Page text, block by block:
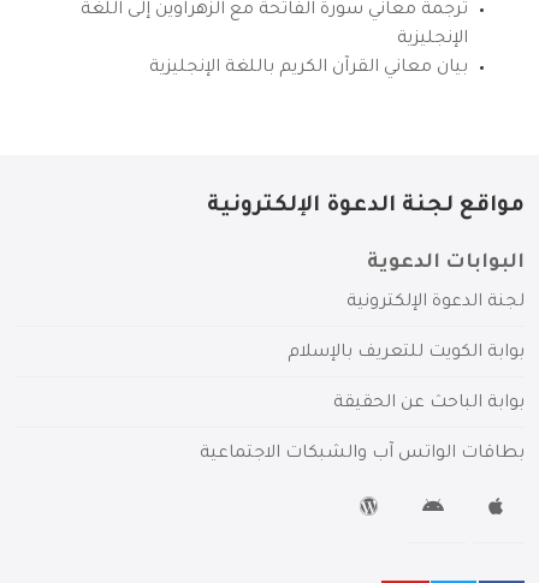
ترجمة معاني سورة الفاتحة مع الزهراوين إلى اللغة
الإنجليزية
بيان معاني القرآن الكريم باللغة الإنجليزية
مواقع لجنة الدعوة الإلكترونية
البوابات الدعوية
لجنة الدعوة الإلكترونية
بوابة الكويت للتعريف بالإسلام
بوابة الباحث عن الحقيقة
بطاقات الواتس آب والشبكات الاجتماعية